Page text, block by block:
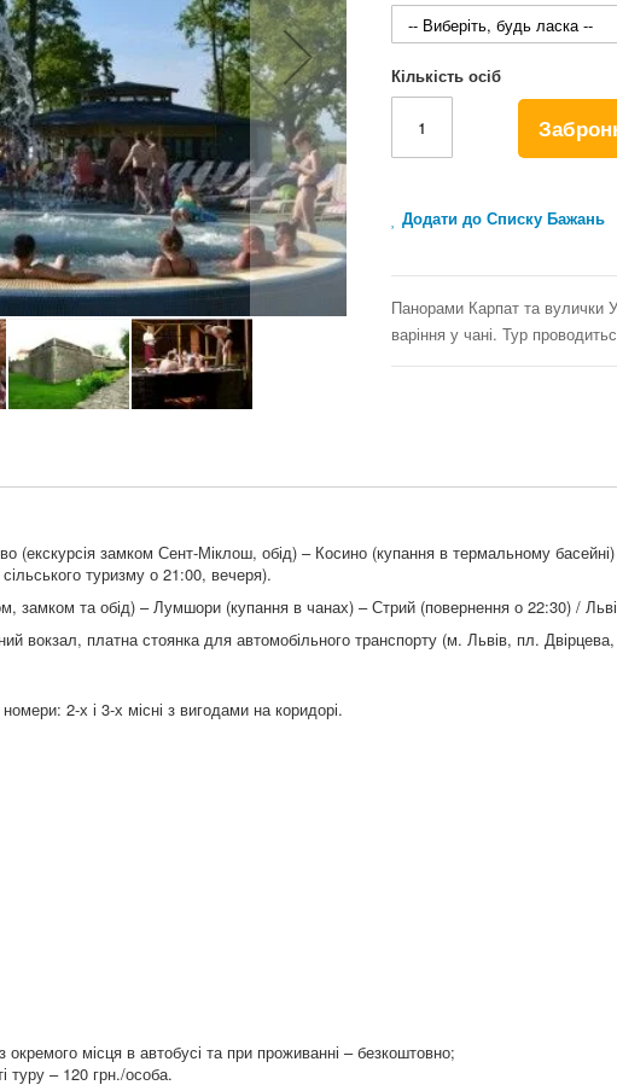
Кількість осіб
Додати до Списку Бажань
Панорами Карпат та вулички
варіння у чані. Тур
(екскурсія замком Сент-Міклош, обід) – Косино (купання в термальному басейні)
туризму о 21:00, вечеря).
замком та обід) – Лумшори (купання в чанах) – Стрий (повернення о 22:30) /
вокзал, платна стоянка для автомобільного транспорту (м. Львів, пл.
2-х і 3-х місні з вигодами на коридорі.
місця в автобусі та при проживанні – безкоштовно;
туру – 120 грн./особа.